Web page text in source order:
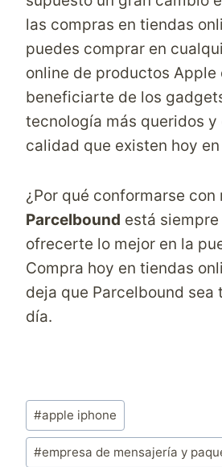
las compras en tiendas
puedes comprar en
online de productos Apple
beneficiarte de los
tecnología más queridos y
calidad que existen hoy
¿Por qué conformarse con
Parcelbound está
ofrecerte lo mejor en la
Compra hoy en tiendas
deja que Parcelbound sea
día.
Etiquetas
de
la
#apple iphone
#empresa de mensajería y